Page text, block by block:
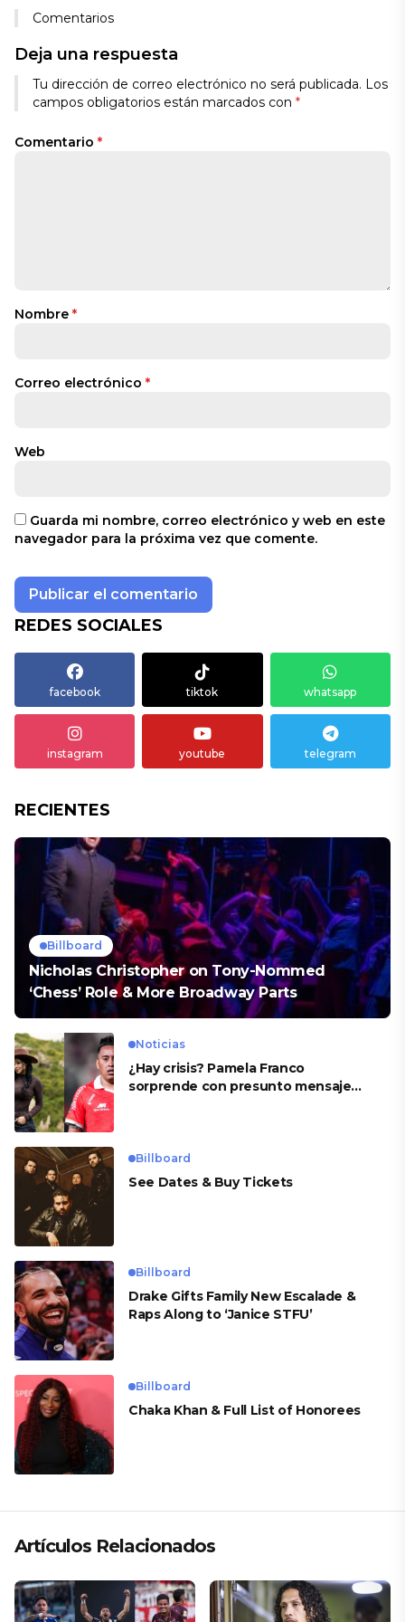
Comentarios
Deja una respuesta
Tu dirección de correo electrónico no será publicada. Los
campos obligatorios están marcados con *
Comentario *
Nombre *
Correo electrónico *
Web
Guarda mi nombre, correo electrónico y web en este
navegador para la próxima vez que comente.
REDES SOCIALES
facebook tiktok whatsapp
instagram youtube telegram
RECIENTES
Billboard
Nicholas Christopher on Tony-Nommed
‘Chess’ Role & More Broadway Parts
Noticias
¿Hay crisis? Pamela Franco
sorprende con presunto mensaje
Billboard
See Dates & Buy Tickets
Billboard
Drake Gifts Family New Escalade &
Raps Along to ‘Janice STFU’
Billboard
Chaka Khan & Full List of Honorees
Artículos Relacionados